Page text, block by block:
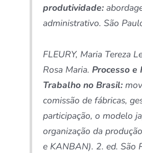
produtividade:
administrativo. São
FLEURY, Maria Tereza
Rosa Maria. Processo e
Trabalho no Brasil:
comissão de fábricas,
participação, o modelo
organização da
e KANBAN). 2. ed. São